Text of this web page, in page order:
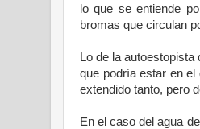
lo que se entiende
bromas que circulan
Lo de la
que podría estar en
extendido tanto, pero
En el caso del agua